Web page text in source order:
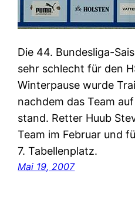
Die 44. Bundesliga-
sehr schlecht für den
Winterpause wurde
nachdem das Team
stand. Retter Huub
Team im Februar und
7. Tabellenplatz.
Mai 19, 2007